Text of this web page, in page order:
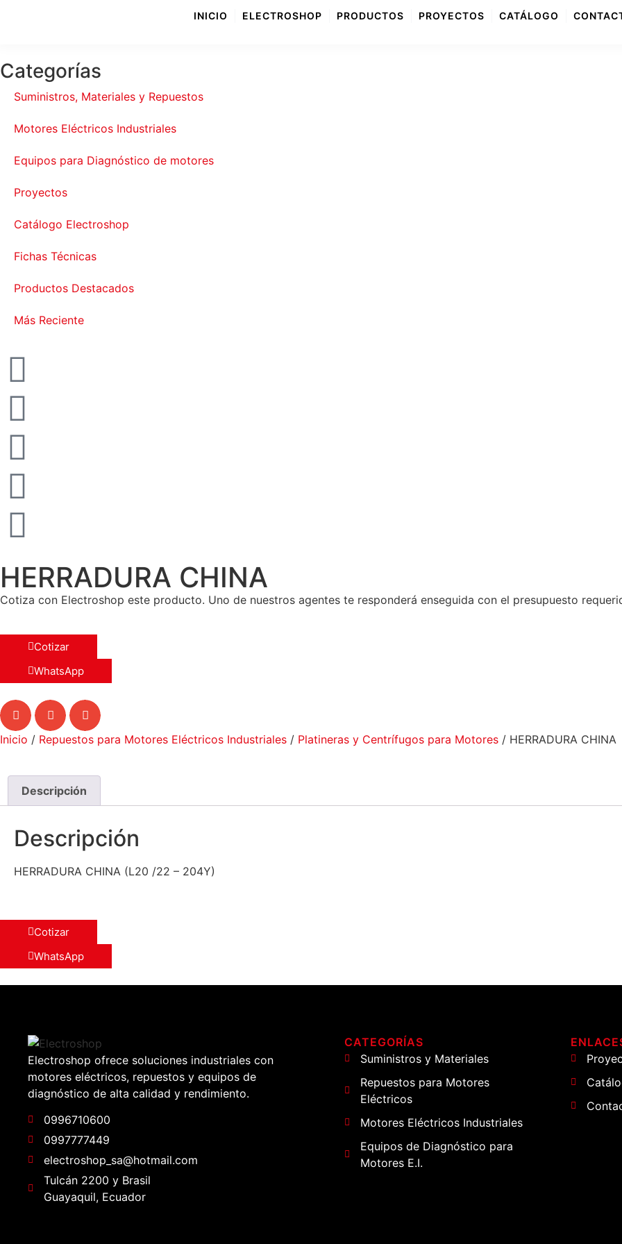
INICIO ELECTROSHOP PRODUCTOS PROYECTOS CATÁLOGO
Categorías
Suministros, Materiales y Repuestos
Motores Eléctricos Industriales
Equipos para Diagnóstico de motores
Proyectos
Catálogo Electroshop
Fichas Técnicas
Productos Destacados
Más Reciente
HERRADURA CHINA
Cotiza con Electroshop este producto. Uno de nuestros agentes te responderá enseguida con el presupuesto
Cotizar
WhatsApp
Inicio / Repuestos para Motores Eléctricos Industriales / Platineras y Centrífugos para Motores / HERRADURA CHINA
Descripción
Descripción
HERRADURA CHINA (L20 /22 – 204Y)
Cotizar
WhatsApp
Electroshop ofrece soluciones industriales con
motores eléctricos, repuestos y equipos de
diagnóstico de alta calidad y rendimiento.
0996710600
0997777449
electroshop_sa@hotmail.com
Tulcán 2200 y Brasil
Guayaquil, Ecuador
CATEGORÍAS
Suministros y Materiales
Repuestos para Motores
Eléctricos
Motores Eléctricos Industriales
Equipos de Diagnóstico para
Motores E.I.